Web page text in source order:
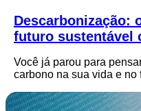
Descarbonização:
futuro sustentável
Você já parou para
carbono na sua vida e no